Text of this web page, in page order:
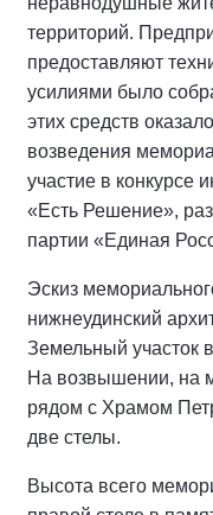
территорий.
предоставляют
усилиями было
этих средств
возведения
участие в конкурсе
«Есть Решение»,
партии «Единая
Эскиз
нижнеудинский
Земельный участок
На возвышении, на
рядом с Храмом
две стелы.
Высота всего